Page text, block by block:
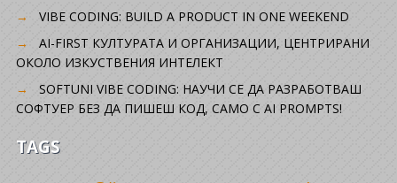
VIBE CODING: BUILD A PRODUCT IN ONE WEEKEND
AI-FIRST КУЛТУРАТА И ОРГАНИЗАЦИИ, ЦЕНТРИРАНИ
ОКОЛО ИЗКУСТВЕНИЯ ИНТЕЛЕКТ
SOFTUNI VIBE CODING: НАУЧИ СЕ ДА РАЗРАБОТВАШ
СОФТУЕР БЕЗ ДА ПИШЕШ КОД, САМО С AI PROMPTS!
TAGS